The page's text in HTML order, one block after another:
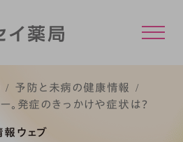
予防と未病の健康情報
。発症のきっかけや症状は？
報ウェブ